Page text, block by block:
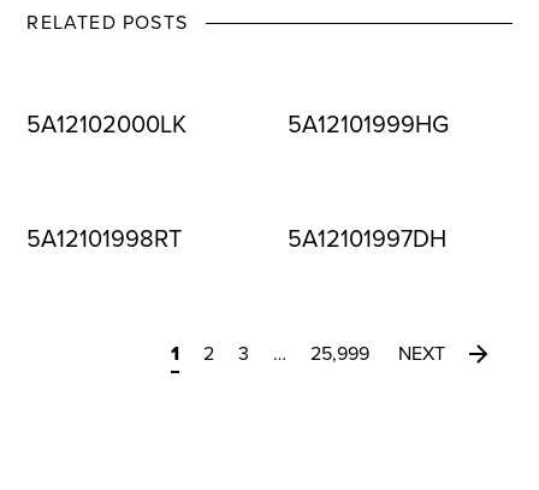
RELATED POSTS
5A12102000LK 5A12101999HG
5A12101998RT 5A12101997DH
1 2 3 … 25,999 NEXT